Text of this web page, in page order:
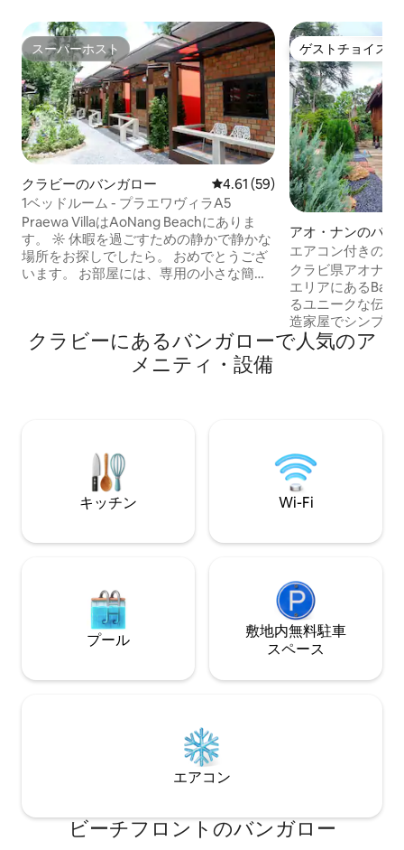
スーパーホスト
スーパーホスト
クラビーのバンガロー レビュー59件、5つ星中4.61つ
4.61 (59)
1ベッドルーム - プラエワヴィラA5
Praewa VillaはAoNang Beachにありま
す。 ☼ 休暇を過ごすための静かで静かな
場所をお探しでしたら。 おめでとうござ
います。 お部屋には、専用の小さな簡易
があります。 屋外プール、トロピカルガ
ーデン、本の角、無料駐車場、洗濯機、
無料Wi - Fiがあります。 8時から18時ま
ゲストチョイス
ゲストチョイス
アオ・ナンのバン
エアコン付きのタ
クラビ県アオナン
エリアにある
るユニークな伝統
造家屋でシンプル
さい。 バンガロ
います 快適なキング
ングの音が聞こえ
クラビーにあるバンガローで人気のア
メニティ・設備
キッチン Wi-Fi
プール
敷地内無料駐⁠車
ス⁠ペ⁠ー⁠ス
エアコン
ビーチフロントのバンガロー